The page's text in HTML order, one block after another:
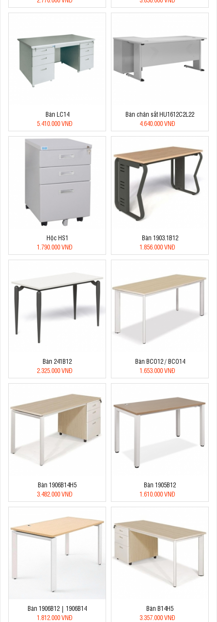
Bàn LC14
5.410.000 VNĐ
Bàn chân sắt HU1612C2L22
4.640.000 VNĐ
Hộc HS1
1.790.000 VNĐ
Bàn 1903.1B12
1.856.000 VNĐ
Bàn 241B12
2.325.000 VNĐ
Bàn BCO12 / BCO14
1.653.000 VNĐ
Bàn 1906B14H5
3.482.000 VNĐ
Bàn 1905B12
1.610.000 VNĐ
Bàn 1906B12 | 1906B14
1.812.000 VNĐ
Bàn B14H5
3.357.000 VNĐ